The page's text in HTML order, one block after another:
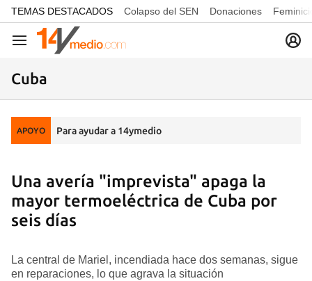
common.go-to-content
TEMAS DESTACADOS Colapso del SEN Donaciones
Navegación
Cuba
APOYO Para ayudar a 14ymedio
Una avería "imprevista" apaga la
mayor termoeléctrica de Cuba por
seis días
La central de Mariel, incendiada hace dos semanas, sigue
en reparaciones, lo que agrava la situación